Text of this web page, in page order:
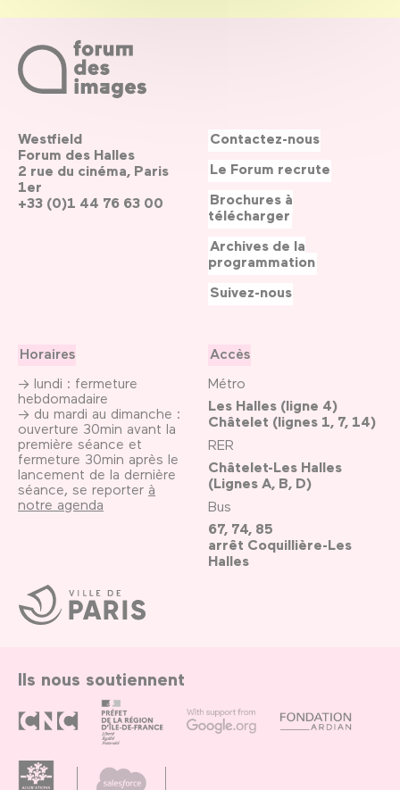
Ville
de
Paris
Westfield
Forum des Halles
2 rue du cinéma, Paris
1er
+33 (0)1 44 76 63 00
Horaires
→ lundi : fermeture
hebdomadaire
→ du mardi au dimanche :
ouverture 30min avant la
première séance et
fermeture 30min après le
lancement de la dernière
séance, se reporter à
notre agenda
Accès
Métro
Les Halles (ligne 4)
Châtelet (lignes 1, 7, 14)
RER
Châtelet-Les Halles
(Lignes A, B, D)
Bus
67, 74, 85
arrêt Coquillière-Les
Halles
Contactez-nous
Le Forum recrute
Brochures à
télécharger
Archives de la
programmation
Suivez-nous
Ils nous soutiennent